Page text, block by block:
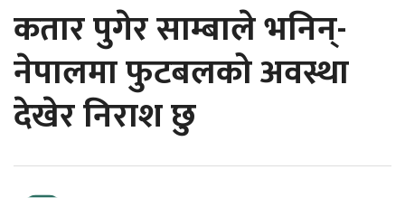
कतार पुगेर साम्बाले भनिन्-
नेपालमा फुटबलको अवस्था
देखेर निराश छु